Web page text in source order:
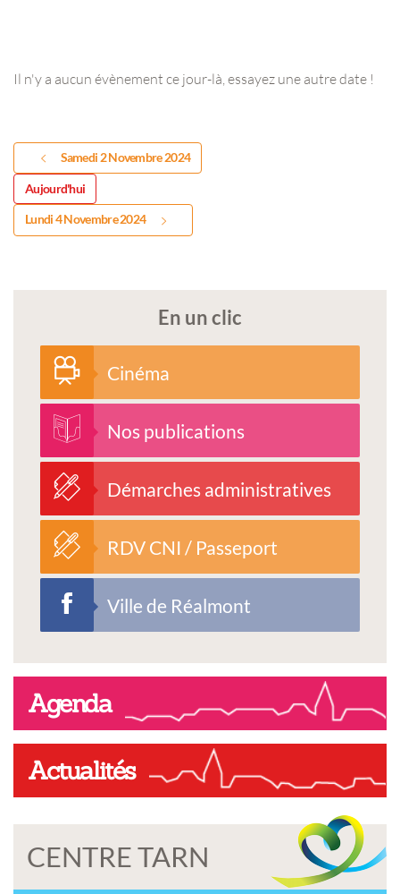
Il n'y a aucun évènement ce jour-là, essayez une autre date !
Samedi 2 Novembre 2024
Aujourd'hui
Lundi 4 Novembre 2024
En un clic
Cinéma
Nos publications
Démarches administratives
RDV CNI / Passeport
Ville de Réalmont
Agenda
Actualités
CENTRE TARN